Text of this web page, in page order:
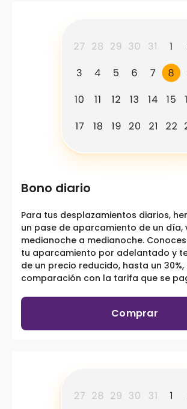
Bono diario
Para tus desplazamientos diarios,
un pase de aparcamiento de un día,
medianoche a medianoche.
tu aparcamiento por adelantado y
de un precio reducido, hasta un 30%,
comparación con la tarifa que se
Comprar